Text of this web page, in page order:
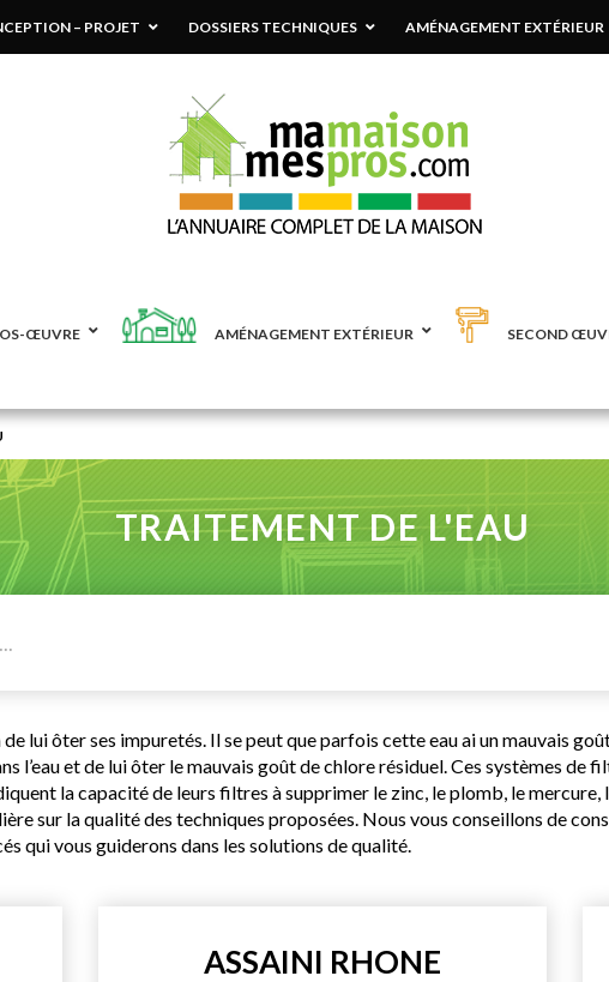
– PROJET DOSSIERS TECHNIQUES AMÉNAGEMENT EXTÉRIEUR
ŒUVRE AMÉNAGEMENT EXTÉRIEUR SECOND
TRAITEMENT DE L'EAU
lui ôter ses impuretés. Il se peut que parfois cette eau ai un mauvais
l’eau et de lui ôter le mauvais goût de chlore résiduel. Ces systèmes de
la capacité de leurs filtres à supprimer le zinc, le plomb, le mercure,
sur la qualité des techniques proposées. Nous vous conseillons de
qui vous guiderons dans les solutions de qualité.
ASSAINI RHONE